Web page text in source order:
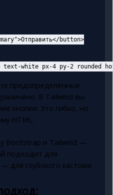
button>
предопределённые
В Tailwind вы
кнопки. Это гибко, но
HTML.
Bootstrap и Tailwind —
подходит для
для глубокого кастома.